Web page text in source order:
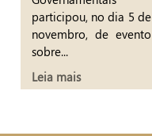
participou, no dia 5 de
novembro, de evento
sobre...
Leia mais